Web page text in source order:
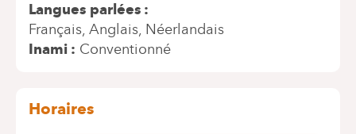
Langues parlées
Français Anglais Néerlandais
Inami
Conventionné
Horaires